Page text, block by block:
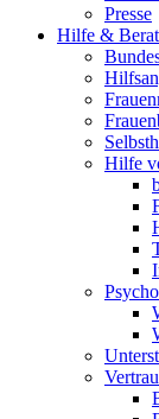
Presse
Hilfe &
Hilfe